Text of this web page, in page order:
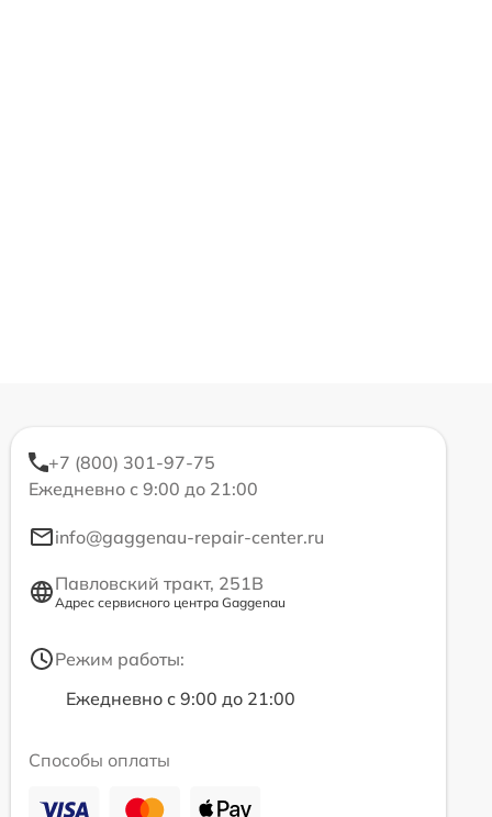
+7 (800) 301-97-75
Ежедневно с 9:00 до 21:00
info@gaggenau-repair-center.ru
Павловский тракт, 251В
Адрес сервисного центра Gaggenau
Режим работы:
Ежедневно с 9:00 до 21:00
Способы оплаты